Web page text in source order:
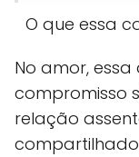
O que essa
No amor,
compromisso
relação